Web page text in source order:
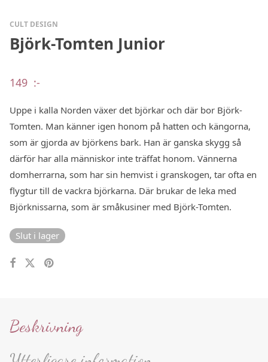
CULT DESIGN
Björk-Tomten Junior
149 :-
Uppe i kalla Norden växer det björkar och där bor Björk-
Tomten. Man känner igen honom på hatten och kängorna,
som är gjorda av björkens bark. Han är ganska skygg så
därför har alla människor inte träffat honom. Vännerna
domherrarna, som har sin hemvist i granskogen, tar ofta en
flygtur till de vackra björkarna. Där brukar de leka med
Björknissarna, som är småkusiner med Björk-Tomten.
Slut i lager
Beskrivning